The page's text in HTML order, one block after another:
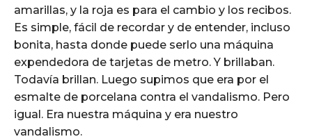
amarillas, y la roja es para el cambio y los recibos.
Es simple, fácil de recordar y de entender, incluso
bonita, hasta donde puede serlo una máquina
expendedora de tarjetas de metro. Y brillaban.
Todavía brillan. Luego supimos que era por el
esmalte de porcelana contra el vandalismo. Pero
igual. Era nuestra máquina y era nuestro
vandalismo.